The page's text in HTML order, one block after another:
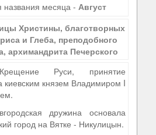
названия месяца -Август
Христины, благотворных
и Глеба, преподобного
архимандрита Печерского
Руси, принятие
киевским князем Владимиром I
дружина основала
город на Вятке - Никулицын.